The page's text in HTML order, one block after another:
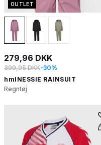
OUTLET
279,96 DKK
399,95 DKK-30%
hmlNESSIE RAINSUIT
Regntøj